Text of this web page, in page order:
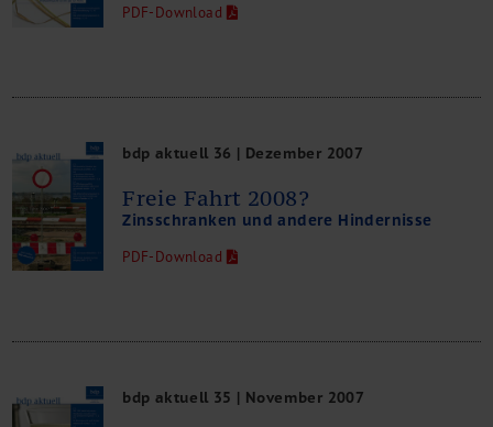
PDF-Download
bdp aktuell 36 | Dezember 2007
Freie Fahrt 2008?
Zinsschranken und andere Hindernisse
PDF-Download
bdp aktuell 35 | November 2007